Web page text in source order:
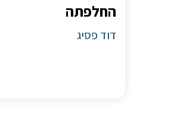
החלפתה
דוד פסיג